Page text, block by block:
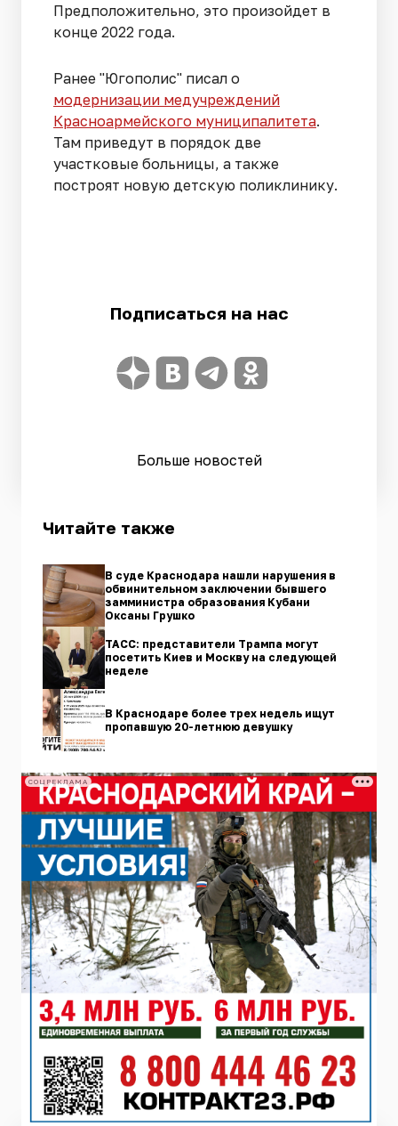
Предположительно, это произойдет в
конце 2022 года.
Ранее "Югополис" писал о
модернизации медучреждений
Красноармейского муниципалитета.
Там приведут в порядок две
участковые больницы, а также
построят новую детскую поликлинику.
Подписаться на нас
Больше новостей
Читайте также
В суде Краснодара нашли нарушения в
обвинительном заключении бывшего
замминистра образования Кубани
Оксаны Грушко
ТАСС: представители Трампа могут
посетить Киев и Москву на следующей
неделе
В Краснодаре более трех недель ищут
пропавшую 20-летнюю девушку
СОЦРЕКЛАМА